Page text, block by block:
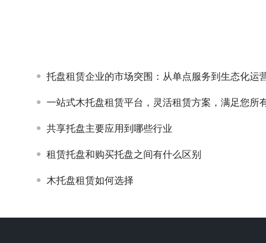
托盘租赁企业的市场突围：从单点服务到生态化运营的转型路
一站式木托盘租赁平台，灵活租赁方案，满足您所有仓储运输需求
共享托盘主要应用到哪些行业
租赁托盘和购买托盘之间有什么区别
木托盘租赁如何选择